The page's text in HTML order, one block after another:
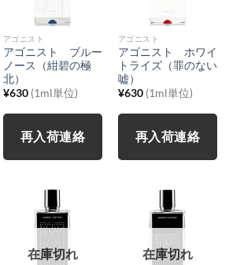
アゴニスト
アゴニスト ブルー
ノース（紺碧の極
北）
¥630 (1ml単位)
再入荷連絡
アゴニスト
アゴニスト ホワイ
トライズ（罪のない
嘘）
¥630 (1ml単位)
再入荷連絡
在庫切れ 在庫切れ